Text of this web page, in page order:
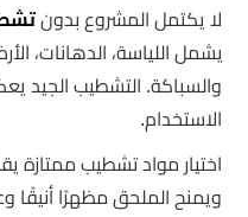
لا يكتمل المشروع بدون
يشمل اللياسة، الدهانات،
والسباكة. التشطيب الجيد
الاستخدام.
اختيار مواد تشطيب ممتازة
ويمنح الملحق مظهرًا أنيقًا